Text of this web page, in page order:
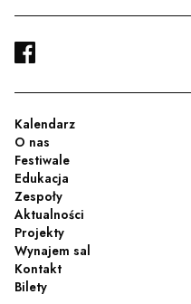
FACEBOOK
Kalendarz
O nas
Festiwale
Edukacja
Zespoły
Aktualności
Projekty
Wynajem sal
Kontakt
Bilety